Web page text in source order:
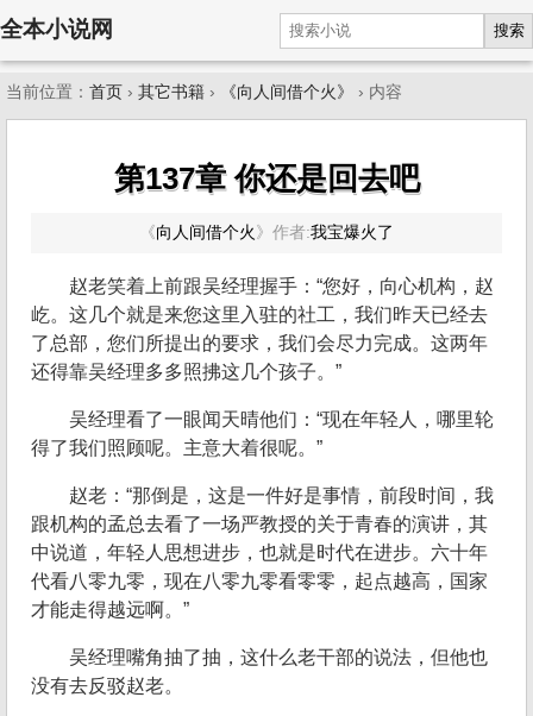
全本小说网 搜索
当前位置： 首页 › 其它书籍 › 《向人间借个火》 › 内容
第137章 你还是回去吧
《向人间借个火 》 作者:我宝爆火了
赵老笑着上前跟吴经理握手：“您好，向心机构，赵
屹。这几个就是来您这里入驻的社工，我们昨天已经去
了总部，您们所提出的要求，我们会尽力完成。这两年
还得靠吴经理多多照拂这几个孩子。”
吴经理看了一眼闻天晴他们：“现在年轻人，哪里轮
得了我们照顾呢。主意大着很呢。”
赵老：“那倒是，这是一件好是事情，前段时间，我
跟机构的孟总去看了一场严教授的关于青春的演讲，其
中说道，年轻人思想进步，也就是时代在进步。六十年
代看八零九零，现在八零九零看零零，起点越高，国家
才能走得越远啊。”
吴经理嘴角抽了抽，这什么老干部的说法，但他也
没有去反驳赵老。